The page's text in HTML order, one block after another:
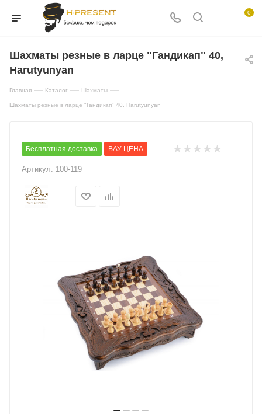
0
Шахматы резные в ларце "Гандикап" 40,
Harutyunyan
Главная — Каталог — Шахматы —
Шахматы резные в ларце "Гандикап" 40, Harutyunyan
Бесплатная доставка ВАУ ЦЕНА
Артикул: 100-119